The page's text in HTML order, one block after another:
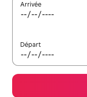
Arrivée
Départ